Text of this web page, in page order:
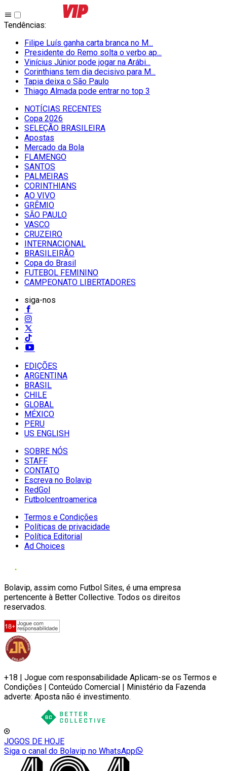
Tendências:
Filipe Luís ganha carta branca no M...
Presidente do Remo solta o verbo ap...
Vinícius Júnior pode jogar na Arábi...
Corinthians tem dia decisivo para M...
Tapia deixa o São Paulo
Thiago Almada pode entrar no top 3
NOTÍCIAS RECENTES
Copa 2026
SELEÇÃO BRASILEIRA
Apostas
Mercado da Bola
FLAMENGO
SANTOS
PALMEIRAS
CORINTHIANS
AO VIVO
GRÊMIO
SĀO PAULO
VASCO
CRUZEIRO
INTERNACIONAL
BRASILEIRÃO
Copa do Brasil
FUTEBOL FEMININO
CAMPEONATO LIBERTADORES
siga-nos
EDIÇÕES
ARGENTINA
BRASIL
CHILE
GLOBAL
MÉXICO
PERU
US ENGLISH
SOBRE NÓS
STAFF
CONTATO
Escreva no Bolavip
RedGol
Futbolcentroamerica
Termos e Condições
Políticas de privacidade
Política Editorial
Ad Choices
Bolavip, assim como Futbol Sites, é uma empresa
pertencente à Better Collective. Todos os direitos
reservados.
+18 | Jogue com responsabilidade Aplicam-se os Termos e
Condições | Conteúdo Comercial | Ministério da Fazenda
adverte: Aposta não é investimento.
JOGOS DE HOJE
Siga o canal do Bolavip no WhatsApp